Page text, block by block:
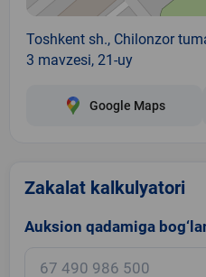
Toshkent sh., Chilonzor
3 mavzesi, 21-uy
Google Maps
Zakalat kalkulyatori
Auksion qadamiga